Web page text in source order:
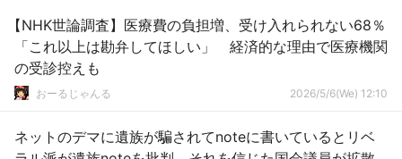
【NHK世論調査】医療費の負担増、受け入れられない68％
「これ以上は勘弁してほしい」 経済的な理由で医療機関
の受診控えも
おーるじゃんる 2026/5/6(We) 12:10
ネットのデマに遺族が騙されてnoteに書いているとリベ